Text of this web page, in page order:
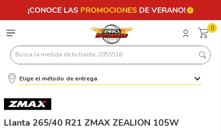
0
Busca la medida de tu llanta: 2055516
Elige el método de entrega
Llanta 265/40 R21 ZMAX ZEALION 105W
Términos más buscados